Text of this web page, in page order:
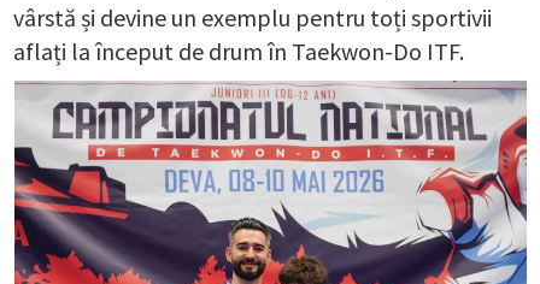
vârstă și devine un exemplu pentru toți sportivii
aflați la început de drum în Taekwon-Do ITF.